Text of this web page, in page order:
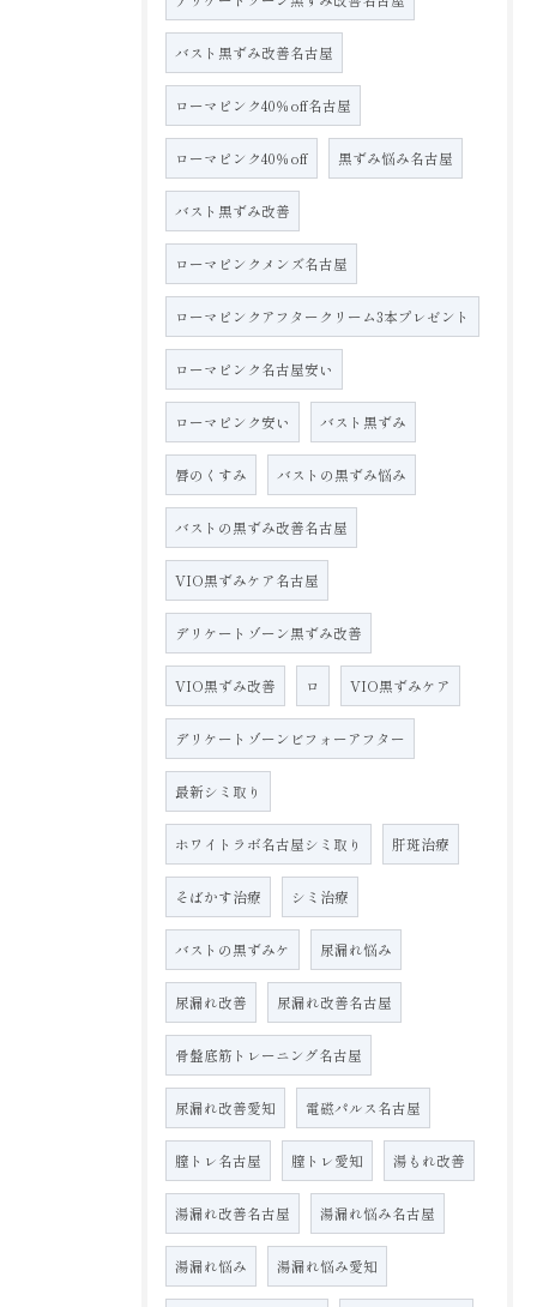
バスト黒ずみ改善名古屋
ローマピンク40％off名古屋
ローマピンク40％off 黒ずみ悩み名古屋
バスト黒ずみ改善
ローマピンクメンズ名古屋
ローマピンクアフタークリーム3本プレゼント
ローマピンク名古屋安い
ローマピンク安い バスト黒ずみ
唇のくすみ バストの黒ずみ悩み
バストの黒ずみ改善名古屋
VIO黒ずみケア名古屋
デリケートゾーン黒ずみ改善
VIO黒ずみ改善 ロ VIO黒ずみケア
デリケートゾーンビフォーアフター
最新シミ取り
ホワイトラボ名古屋シミ取り 肝斑治療
そばかす治療 シミ治療
バストの黒ずみケ 尿漏れ悩み
尿漏れ改善 尿漏れ改善名古屋
骨盤底筋トレーニング名古屋
尿漏れ改善愛知 電磁パルス名古屋
膣トレ名古屋 膣トレ愛知 湯もれ改善
湯漏れ改善名古屋 湯漏れ悩み名古屋
湯漏れ悩み 湯漏れ悩み愛知